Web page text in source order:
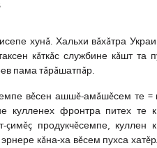
хунă. Хальхи вăхăтра
кăткăс службине кăшт та
пама тăрăшатпăр.
вĕсен ашшĕ-амăшĕсем те =
кулленех фронтра питех те
продукчĕсемпе, куллен
кăна-ха вĕсем пухса